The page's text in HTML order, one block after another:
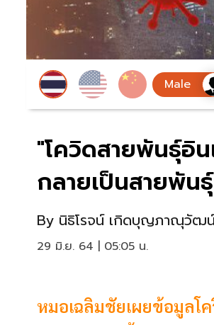
"โควิดสายพันธุ์อิ
กลายเป็นสายพัน
By นิธิโรจน์ เกิดบุญภาณุวัฒ
29 มิ.ย. 64 | 05:05 น.
หมอเฉลิมชัยเผยข้อมูลโ